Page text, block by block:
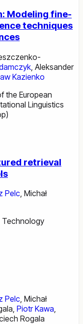
Modeling fine-
techniques
Aleksander
Kazienko
the European
Linguistics
retrieval
Pelc, Michał
Technology
Pelc Michał
Piotr Kawa
Rogala